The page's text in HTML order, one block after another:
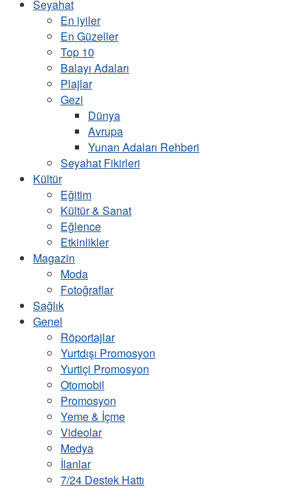
Seyahat
En iyiler
En Güzeller
Top 10
Balayı Adaları
Plajlar
Gezi
Dünya
Avrupa
Yunan Adaları Rehberi
Seyahat Fikirleri
Kültür
Eğitim
Kültür & Sanat
Eğlence
Etkinlikler
Magazin
Moda
Fotoğraflar
Sağlık
Genel
Röportajlar
Yurtdışı Promosyon
Yurtiçi Promosyon
Otomobil
Promosyon
Yeme & İçme
Videolar
Medya
İlanlar
7/24 Destek Hattı